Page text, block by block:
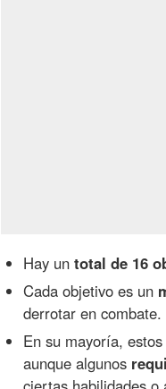
Hay un total de 16
Cada objetivo es un
derrotar en combate.
En su mayoría,
aunque algunos